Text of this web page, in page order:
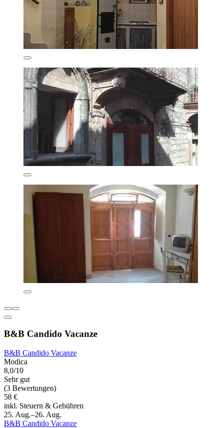
B&B Candido Vacanze
B&B Candido Vacanze
Modica
8,0/10
Sehr gut
(3 Bewertungen)
58 €
inkl. Steuern & Gebühren
25. Aug.–26. Aug.
B&B Candido Vacanze